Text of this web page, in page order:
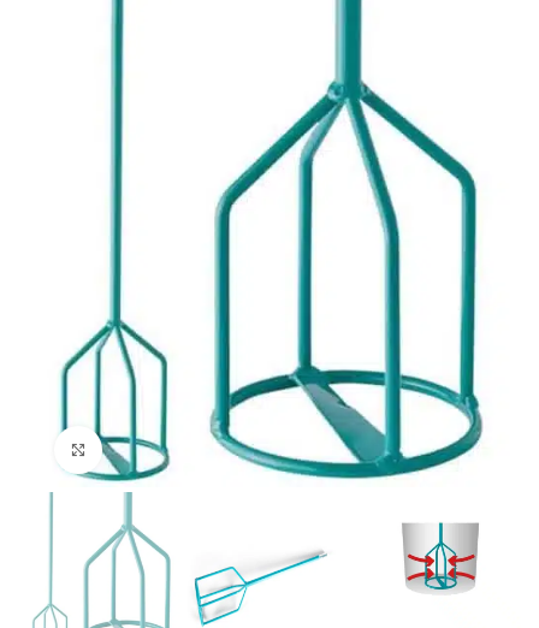
Klik om te vergroten